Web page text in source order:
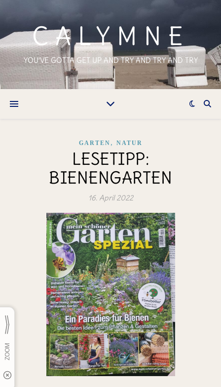
CALYMNE
YOU'VE GOTTA GET UP AND TRY AND TRY AND TRY
GARTEN , NATUR
LESETIPP:
BIENENGARTEN
16. April 2022